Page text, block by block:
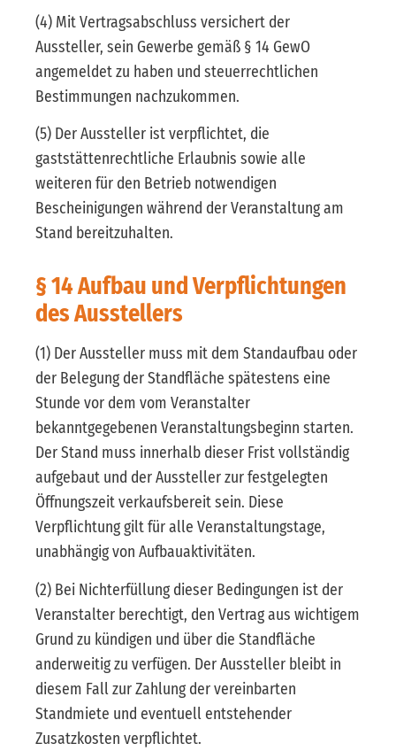
(4) Mit Vertragsabschluss versichert der
Aussteller, sein Gewerbe gemäß § 14 GewO
angemeldet zu haben und steuerrechtlichen
Bestimmungen nachzukommen.
(5) Der Aussteller ist verpflichtet, die
gaststättenrechtliche Erlaubnis sowie alle
weiteren für den Betrieb notwendigen
Bescheinigungen während der Veranstaltung am
Stand bereitzuhalten.
§ 14 Aufbau und Verpflichtungen
des Ausstellers
(1) Der Aussteller muss mit dem Standaufbau oder
der Belegung der Standfläche spätestens eine
Stunde vor dem vom Veranstalter
bekanntgegebenen Veranstaltungsbeginn starten.
Der Stand muss innerhalb dieser Frist vollständig
aufgebaut und der Aussteller zur festgelegten
Öffnungszeit verkaufsbereit sein. Diese
Verpflichtung gilt für alle Veranstaltungstage,
unabhängig von Aufbauaktivitäten.
(2) Bei Nichterfüllung dieser Bedingungen ist der
Veranstalter berechtigt, den Vertrag aus wichtigem
Grund zu kündigen und über die Standfläche
anderweitig zu verfügen. Der Aussteller bleibt in
diesem Fall zur Zahlung der vereinbarten
Standmiete und eventuell entstehender
Zusatzkosten verpflichtet.